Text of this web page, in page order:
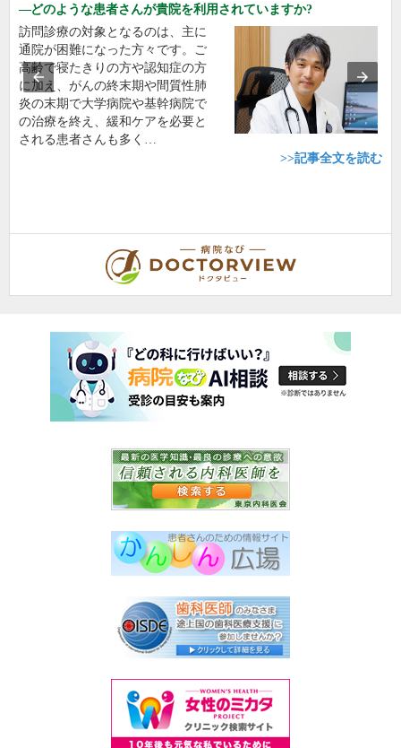
どのような患者さんが貴院を利用されていますか?
訪問診療の対象となるのは、主に
通院が困難になった方々です。ご
高齢で寝たきりの方や認知症の方
に加え、がんの終末期や間質性肺
炎の末期で大学病院や基幹病院で
の治療を終え、緩和ケアを必要と
される患者さんも多く…
>>記事全文を読む